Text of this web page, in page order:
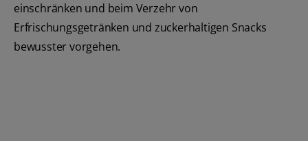
einschränken und beim Verzehr von
Erfrischungsgetränken und zuckerhaltigen Snacks
bewusster vorgehen.